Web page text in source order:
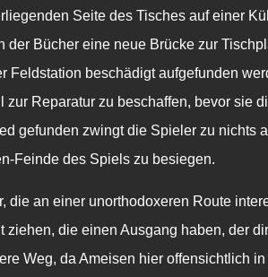
Seite des Tisches auf einer
der Bücher eine neue Brücke zur
Feldstation beschädigt aufgefunden
zur Reparatur zu beschaffen, bevor sie
gefunden zwingt die Spieler zu nichts
Feinde des Spiels zu besiegen.
die an einer unorthodoxeren Route
ziehen, die einen Ausgang haben, der
Weg, da Ameisen hier offensichtlich